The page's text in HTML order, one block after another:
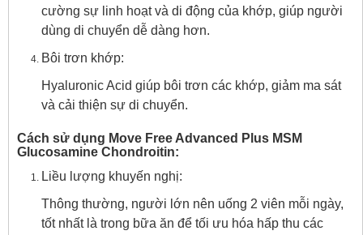
cường sự linh hoạt và di động của khớp, giúp người
dùng di chuyển dễ dàng hơn.
Bôi trơn khớp:
Hyaluronic Acid giúp bôi trơn các khớp, giảm ma sát
và cải thiện sự di chuyển.
Cách sử dụng Move Free Advanced Plus MSM
Glucosamine Chondroitin:
Liều lượng khuyến nghị:
Thông thường, người lớn nên uống 2 viên mỗi ngày,
tốt nhất là trong bữa ăn để tối ưu hóa hấp thu các